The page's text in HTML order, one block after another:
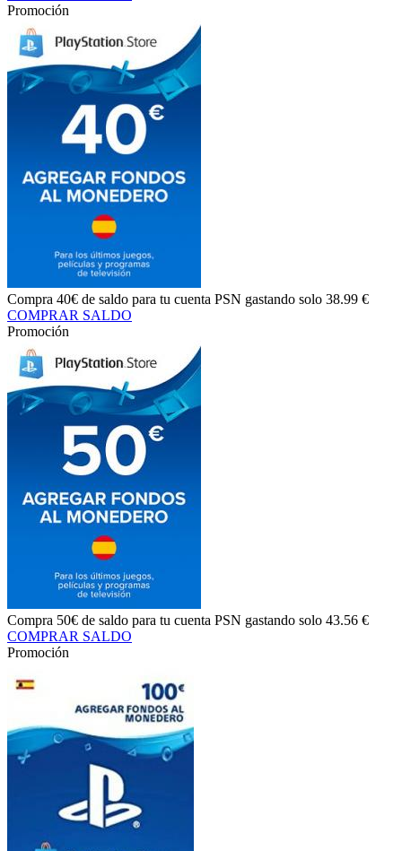
Promoción
Compra 40€ de saldo para tu cuenta PSN gastando solo 38.99 €
COMPRAR SALDO
Promoción
Compra 50€ de saldo para tu cuenta PSN gastando solo 43.56 €
COMPRAR SALDO
Promoción